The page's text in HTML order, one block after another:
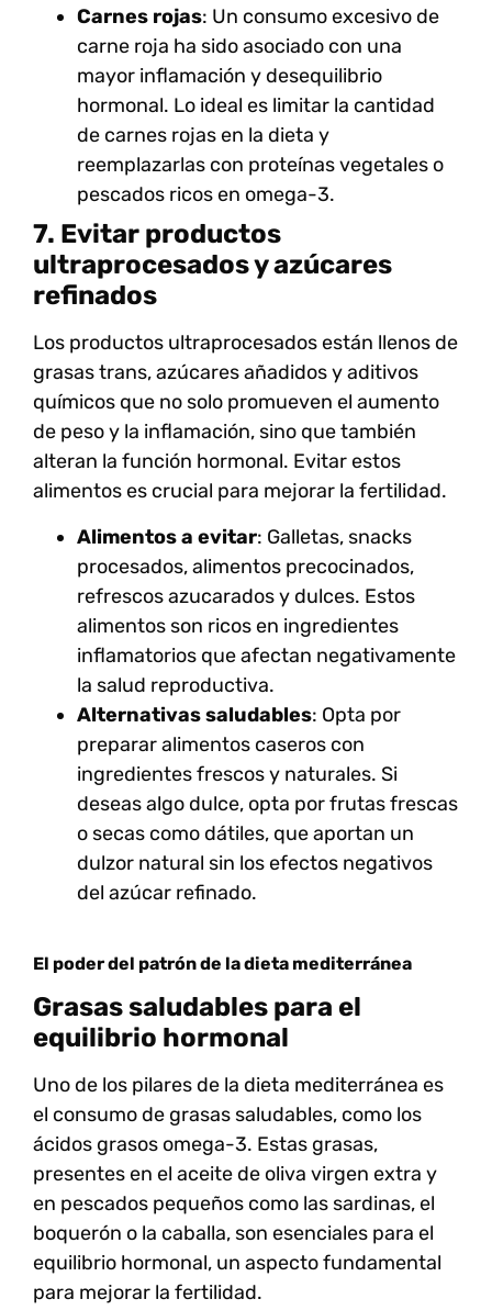
Carnes rojas: Un consumo excesivo de
carne roja ha sido asociado con una
mayor inflamación y desequilibrio
hormonal. Lo ideal es limitar la cantidad
de carnes rojas en la dieta y
reemplazarlas con proteínas vegetales o
pescados ricos en omega-3.
7. Evitar productos
ultraprocesados y azúcares
refinados
Los productos ultraprocesadosestán llenos de
grasas trans,azúcares añadidosyaditivos
químicos que no solo promueven el aumento
de peso y la inflamación, sino que también
alteran la función hormonal. Evitar estos
alimentos es crucial para mejorar la fertilidad.
Alimentos a evitar: Galletas, snacks
procesados, alimentos precocinados,
refrescos azucarados y dulces. Estos
alimentos son ricos en ingredientes
inflamatorios que afectan negativamente
la salud reproductiva.
Alternativas saludables: Opta por
preparar alimentos caseros con
ingredientes frescos y naturales. Si
deseas algo dulce, opta por frutas frescas
o secas como dátiles, que aportan un
dulzor natural sin los efectos negativos
del azúcar refinado.
El poder del patrón de la dieta mediterránea
Grasas saludables para el
equilibrio hormonal
Uno de los pilares de la dieta mediterránea es
el consumo de grasas saludables, como los
ácidos grasos omega-3. Estas grasas,
presentes en el aceite de oliva virgen extra y
en pescados pequeños como las sardinas, el
boquerón o la caballa, son esenciales para el
equilibrio hormonal, un aspecto fundamental
para mejorar la fertilidad.